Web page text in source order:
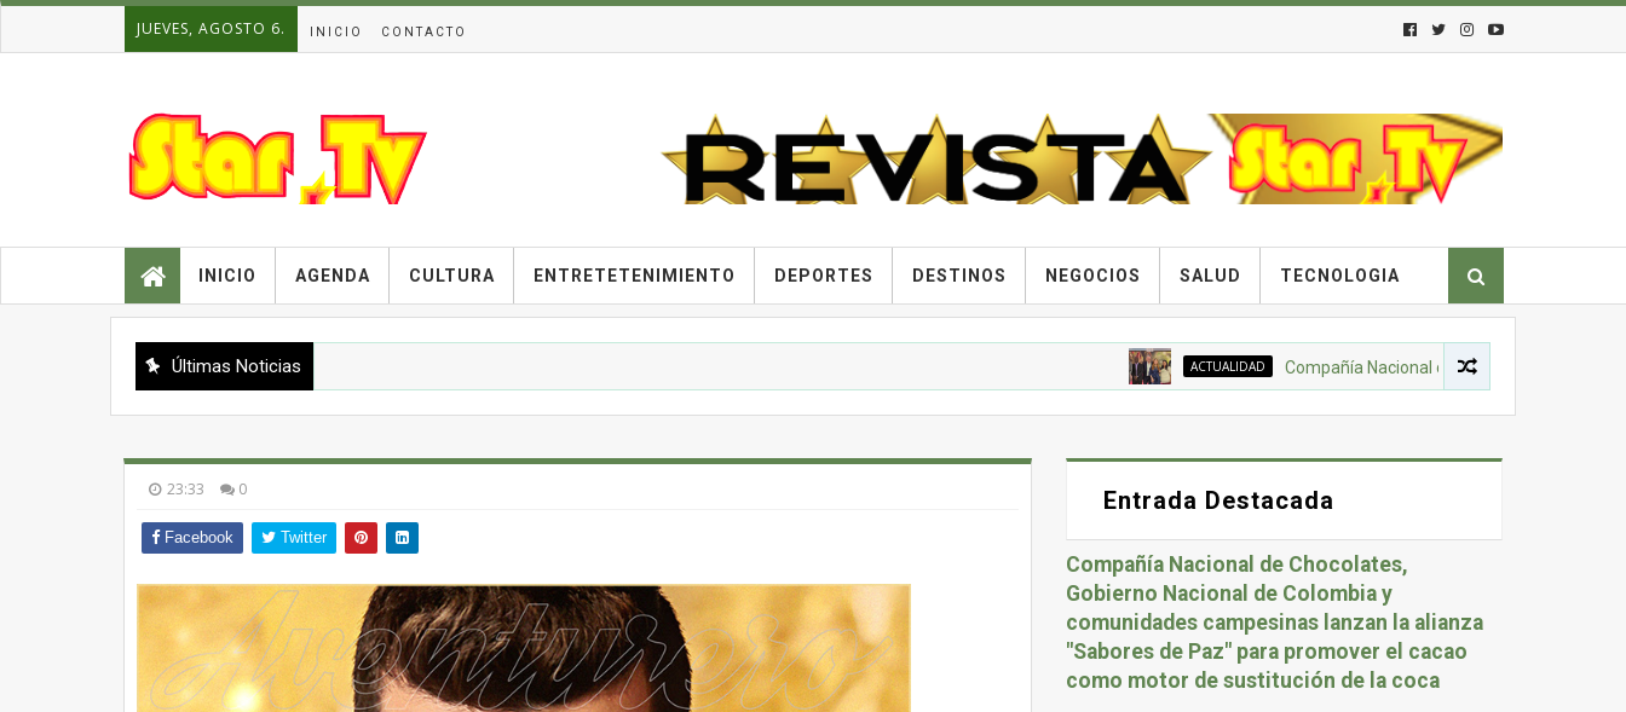
JUEVES, AGOSTO 6. INICIO CONTACTO
INICIO AGENDA CULTURA ENTRETETENIMIENTO DEPORTES DESTINOS NEGOCIOS SALUD TECNOLOGIA
Últimas Noticias ACTUALIDAD Compañía Nacional de Chocolates, Gobierno
23:33 0
Facebook Twitter
Entrada Destacada
Compañía Nacional de Chocolates,
Gobierno Nacional de Colombia y
comunidades campesinas lanzan la alianza
"Sabores de Paz" para promover el cacao
como motor de sustitución de la coca